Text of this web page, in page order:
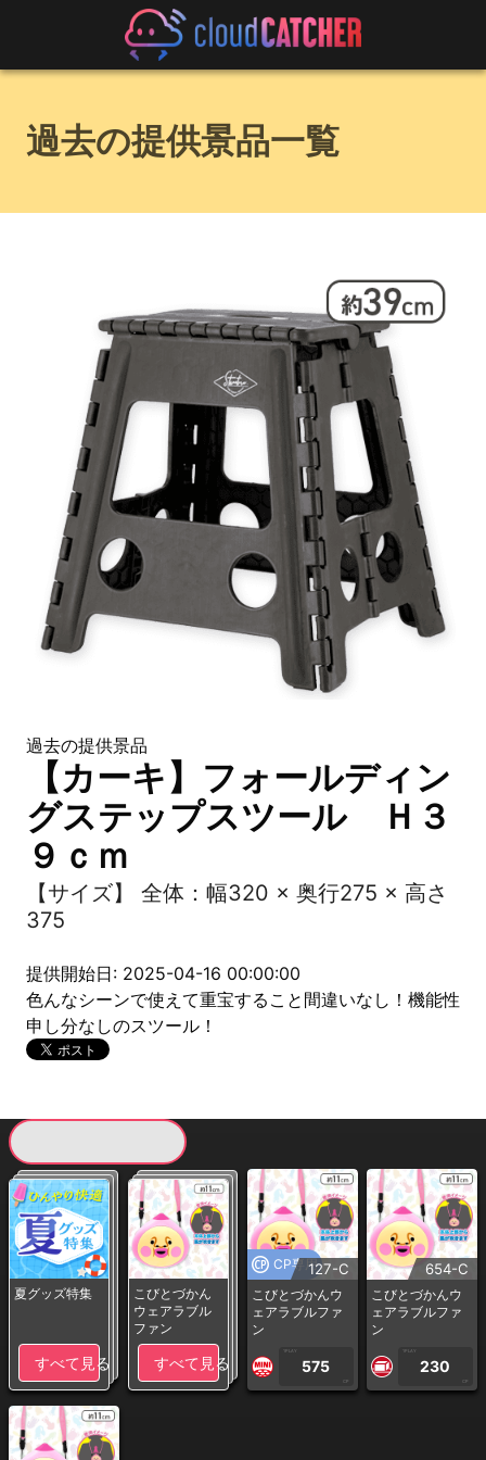
過去の提供景品一覧
過去の提供景品
【カーキ】フォールディン
グステップスツール Ｈ３
９ｃｍ
【サイズ】 全体：幅320 × 奥行275 × 高さ
375
提供開始日: 2025-04-16 00:00:00
色んなシーンで使えて重宝すること間違いなし！機能性
申し分なしのスツール！
夏グッズ特集
すべて見る
こびとづかん
ウェアラブル
ファン
すべて見る
CP専用127-C
こびとづかんウ
ェアラブルファ
ン
1PLAY
575
CP
654-C
こびとづかんウ
ェアラブルファ
ン
1PLAY
230
CP